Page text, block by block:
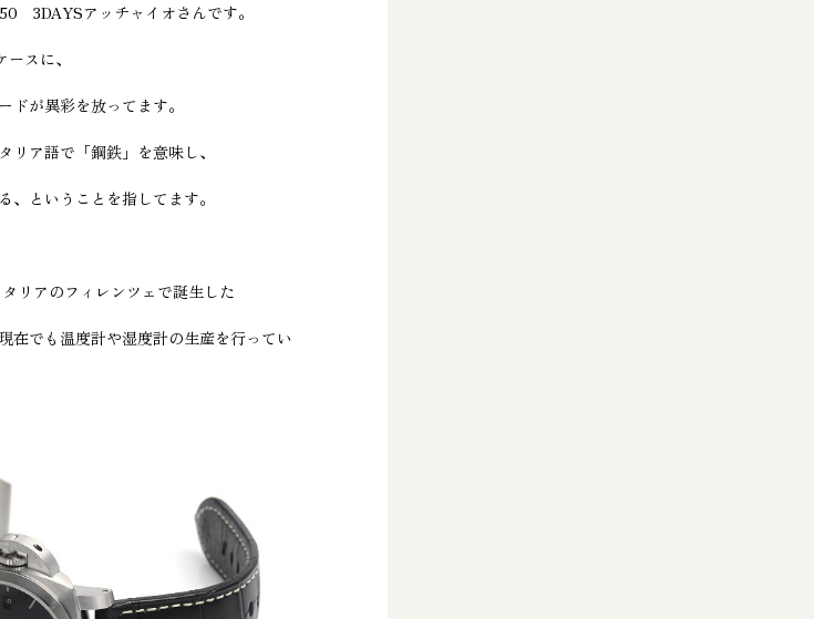
3DAYSアッチャイオさんです。
スに、
ドが異彩を放ってます。
リア語で「鋼鉄」を意味し、
、ということを指してます。
リアのフィレンツェで誕生した
在でも温度計や湿度計の生産を行ってい